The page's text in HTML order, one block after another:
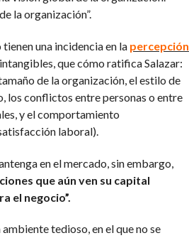
la organización”.
una incidencia en la percepción
que cómo ratifica Salazar:
de la organización, el estilo de
los conflictos entre personas o entre
y el comportamiento
laboral).
en el mercado, sin embargo,
que aún ven su capital
el negocio”.
tedioso, en el que no se